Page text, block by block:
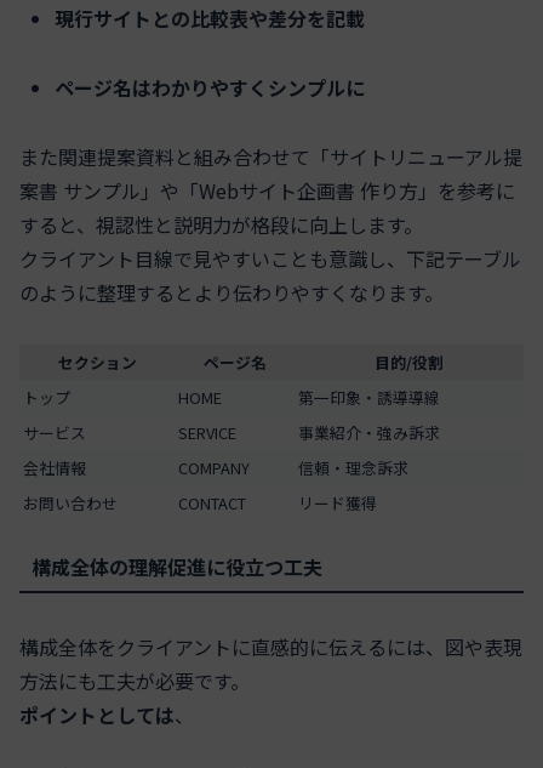
現行サイトとの比較表や差分を記載
ページ名はわかりやすくシンプルに
また関連提案資料と組み合わせて「サイトリニューアル提
案書 サンプル」や「Webサイト企画書 作り方」を参考に
すると、視認性と説明力が格段に向上します。
クライアント目線で見やすいことも意識し、下記テーブル
のように整理するとより伝わりやすくなります。
セクション ページ名
目的/役割
トップ
HOME
第一印象・誘導導線
サービス
SERVICE
事業紹介・強み訴求
会社情報
COMPANY
信頼・理念訴求
お問い合わせ
CONTACT リード獲得
構成全体の理解促進に役立つ工夫
構成全体をクライアントに直感的に伝えるには、図や表現
方法にも工夫が必要です。
ポイントとしては、